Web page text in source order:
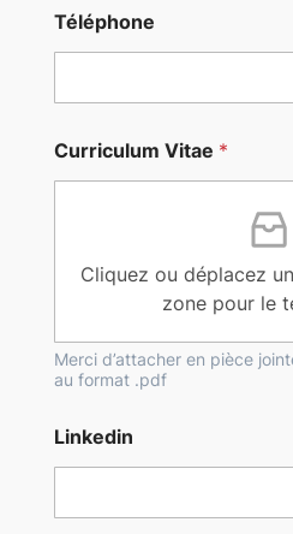
Téléphone
o
u
m
,
E
p
l
i
u
Curriculum Vitae *
Cliquez ou déplacez
zone pour le
Merci d’attacher en pièce
au format .pdf
Linkedin